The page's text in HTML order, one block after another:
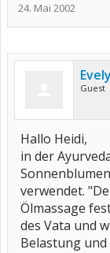
24. Mai 2002
Guest
Hallo Heidi,
in der
verwendet.
Ölmassage
des Vata und
Belastung und